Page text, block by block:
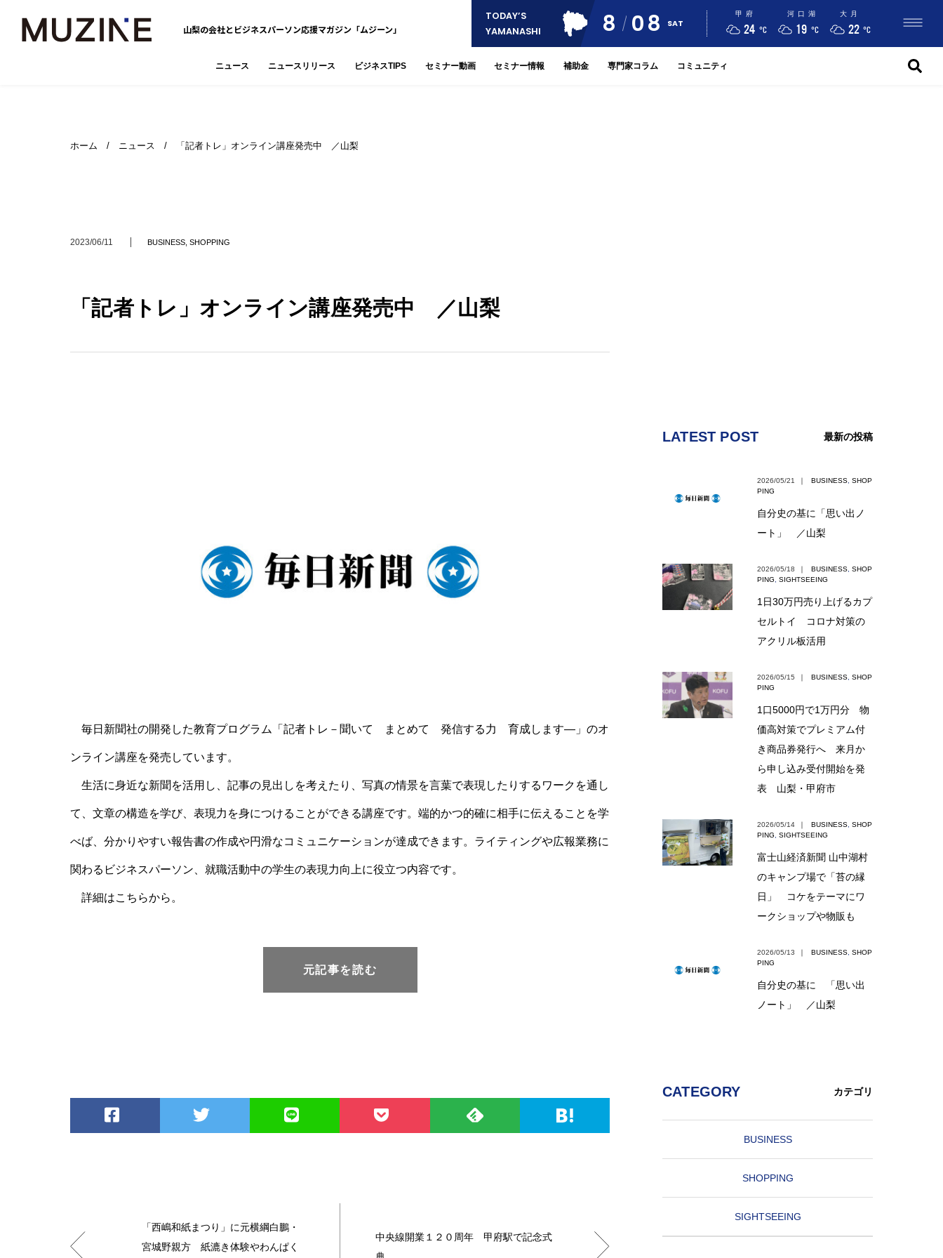
山梨の会社とビジネスパーソン応援マガジン「ムジーン」
TODAY’S
YAMANASHI
8 08 SAT
甲府
24 °C
河口湖
19 °C
大月
22 °C
ニュース ニュースリリース ビジネスTIPS セミナー動画 セミナー情報 補助金 専門家コラム コミュニティ
ホーム / ニュース / 「記者トレ」オンライン講座発売中 ／山梨
2023/06/11 BUSINESS SHOPPING
「記者トレ」オンライン講座発売中 ／山梨
毎日新聞社の開発した教育プログラム「記者トレ－聞いて まとめて 発信する力 育成します―」のオ
ンライン講座を発売しています。
生活に身近な新聞を活用し、記事の見出しを考えたり、写真の情景を言葉で表現したりするワークを通し
て、文章の構造を学び、表現力を身につけることができる講座です。端的かつ的確に相手に伝えることを学
べば、分かりやすい報告書の作成や円滑なコミュニケーションが達成できます。ライティングや広報業務に
関わるビジネスパーソン、就職活動中の学生の表現力向上に役立つ内容です。
詳細はこちらから。
元記事を読む
「西嶋和紙まつり」に元横綱白鵬・
宮城野親方 紙漉き体験やわんぱく
中央線開業１２０周年 甲府駅で記念式
LATEST POST 最新の投稿
2026/05/21 ｜ BUSINESS SHOP
PING
自分史の基に「思い出ノ
ート」 ／山梨
2026/05/18 ｜ BUSINESS SHOP
PING
SIGHTSEEING
1日30万円売り上げるカプ
セルトイ コロナ対策の
アクリル板活用
2026/05/15 ｜ BUSINESS SHOP
PING
1口5000円で1万円分 物
価高対策でプレミアム付
き商品券発行へ 来月か
ら申し込み受付開始を発
表 山梨・甲府市
2026/05/14 ｜ BUSINESS SHOP
PING
SIGHTSEEING
富士山経済新聞 山中湖村
のキャンプ場で「苔の縁
日」 コケをテーマにワ
ークショップや物販も
2026/05/13 ｜ BUSINESS SHOP
PING
自分史の基に 「思い出
ノート」 ／山梨
CATEGORY カテゴリ
BUSINESS
SHOPPING
SIGHTSEEING